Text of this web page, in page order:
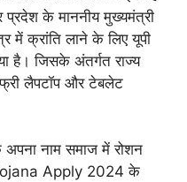
प्रदेश के माननीय मुख्यमंत्री
में क्रांति लाने के लिए यूपी
है। जिसके अंतर्गत राज्य
फ्री लैपटॉप और टेबलेट
नाम समाज में रोशन
Apply 2024 के